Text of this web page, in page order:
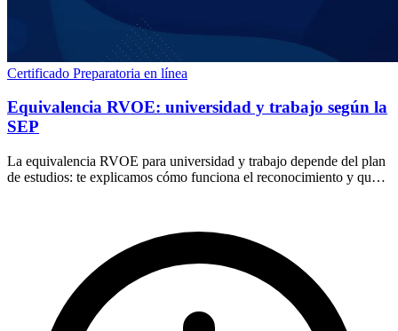
Certificado Preparatoria en línea
Equivalencia RVOE: universidad y trabajo según la
SEP
La equivalencia RVOE para universidad y trabajo depende del plan
de estudios: te explicamos cómo funciona el reconocimiento y qué